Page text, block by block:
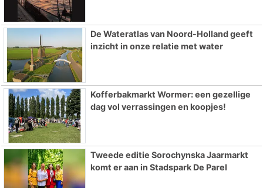
De Wateratlas van Noord-Holland geeft
inzicht in onze relatie met water
Kofferbakmarkt Wormer: een gezellige
dag vol verrassingen en koopjes!
Tweede editie Sorochynska Jaarmarkt
komt er aan in Stadspark De Parel